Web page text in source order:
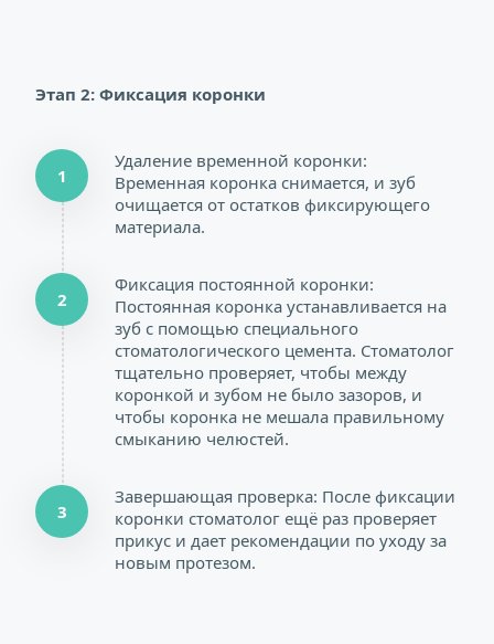
Этап 2: Фиксация коронки
1
Удаление временной коронки:
Временная коронка снимается, и зуб
очищается от остатков фиксирующего
материала.
2
Фиксация постоянной коронки:
Постоянная коронка устанавливается на
зуб с помощью специального
стоматологического цемента. Стоматолог
тщательно проверяет, чтобы между
коронкой и зубом не было зазоров, и
чтобы коронка не мешала правильному
смыканию челюстей.
3
Завершающая проверка: После фиксации
коронки стоматолог ещё раз проверяет
прикус и дает рекомендации по уходу за
новым протезом.